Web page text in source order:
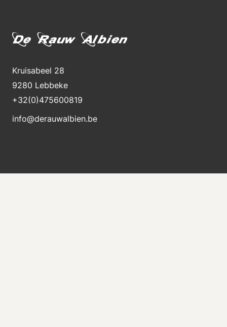
Kruisabeel 28
9280 Lebbeke
+32(0)475600819
info@derauwalbien.be
Blijft op de hoogte van nieuwe voorraad